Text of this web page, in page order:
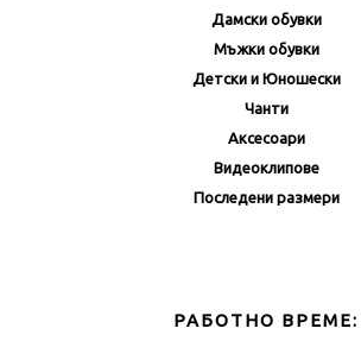
Дамски обувки
Мъжки обувки
Детски и Юношески
Чанти
Аксесоари
Видеоклипове
Последени размери
РАБОТНО ВРЕМЕ: